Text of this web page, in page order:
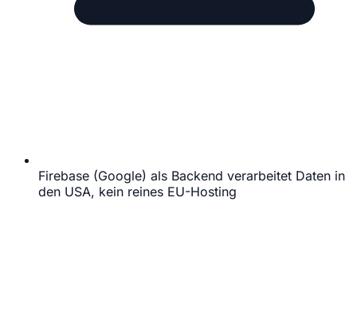
Firebase (Google) als Backend verarbeitet Daten in
den USA, kein reines EU-Hosting